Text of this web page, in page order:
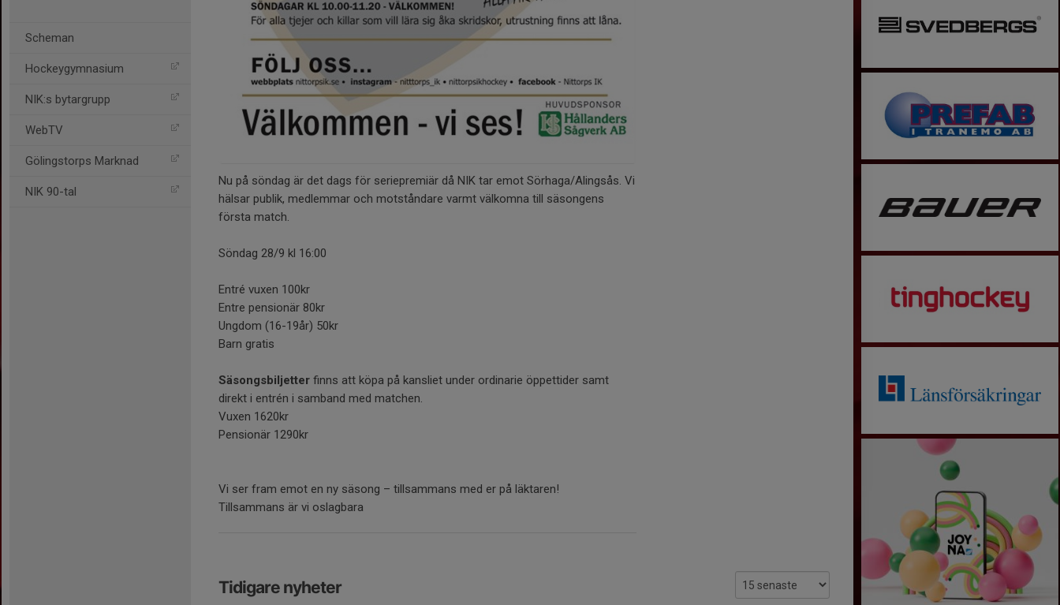
Scheman
Hockeygymnasium
NIK:s bytargrupp
WebTV
Gölingstorps Marknad
NIK 90-tal
Nu på söndag är det dags för seriepremiär då NIK tar emot Sörhaga/Alingsås. Vi
hälsar publik, medlemmar och motståndare varmt välkomna till säsongens
första match.
Söndag 28/9 kl 16:00
Entré vuxen 100kr
Entre pensionär 80kr
Ungdom (16-19år) 50kr
Barn gratis
Säsongsbiljetter finns att köpa på kansliet under ordinarie öppettider samt
direkt i entrén i samband med matchen.
Vuxen 1620kr
Pensionär 1290kr
Vi ser fram emot en ny säsong – tillsammans med er på läktaren!
Tillsammans är vi oslagbara
Tidigare nyheter